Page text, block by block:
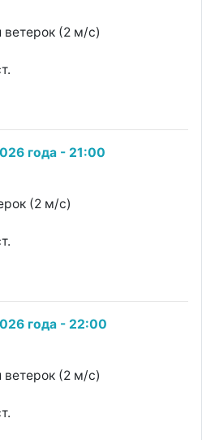
ветерок (2 м/с)
года - 21:00
(2 м/с)
года - 22:00
ветерок (2 м/с)